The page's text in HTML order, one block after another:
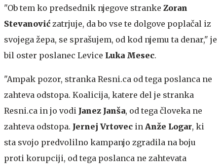
"Ob tem ko predsednik njegove stranke Zoran
Stevanović zatrjuje, da bo vse te dolgove poplačal iz
svojega žepa, se sprašujem, od kod njemu ta denar," je
bil oster poslanec Levice Luka Mesec.
"Ampak pozor, stranka Resni.ca od tega poslanca ne
zahteva odstopa. Koalicija, katere del je stranka
Resni.ca in jo vodi Janez Janša, od tega človeka ne
zahteva odstopa. Jernej Vrtovec in Anže Logar, ki
sta svojo predvolilno kampanjo zgradila na boju
proti korupciji, od tega poslanca ne zahtevata